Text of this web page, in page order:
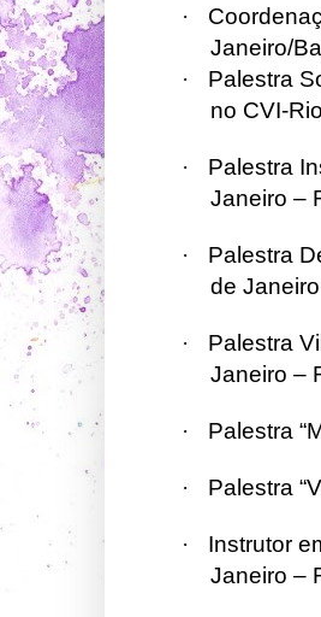
·
Janeiro/
·
Palestra
no CVI-
·
Palestra
Janeiro –
·
Palestra
de
·
Palestra
Janeiro –
· Palestra
· Palestra
·
Instrutor
Janeiro –